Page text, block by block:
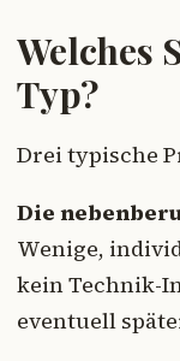
Welches
Typ?
Drei typische
Die
Wenige,
kein Technik-
eventuell